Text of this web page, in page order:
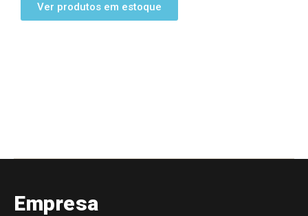
Ver produtos em estoque
Empresa